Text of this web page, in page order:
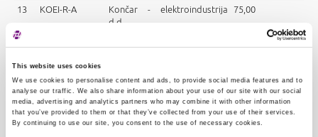
This website uses cookies
We use cookies to personalise content and ads, to provide social media features and to
analyse our traffic. We also share information about your use of our site with our social
media, advertising and analytics partners who may combine it with other information
that you’ve provided to them or that they’ve collected from your use of their services.
By continuing to use our site, you consent to the use of necessary cookies.
13
KOEI-R-A
Končar - elektroindustrija
d.d.
75,00
14
16
LKRI-R-A Luka Rijeka d.d.
25,00
17
PODR-R-A Podravka d.d.
70,00
PTKM-R-A Petrokemija d.d.
60,00